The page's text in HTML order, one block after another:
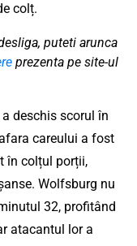
colț.
puteti arunca
prezenta pe site-ul
a deschis scorul în
careului a fost
în colțul porții,
Wolfsburg nu
32, profitând
atacantul lor a